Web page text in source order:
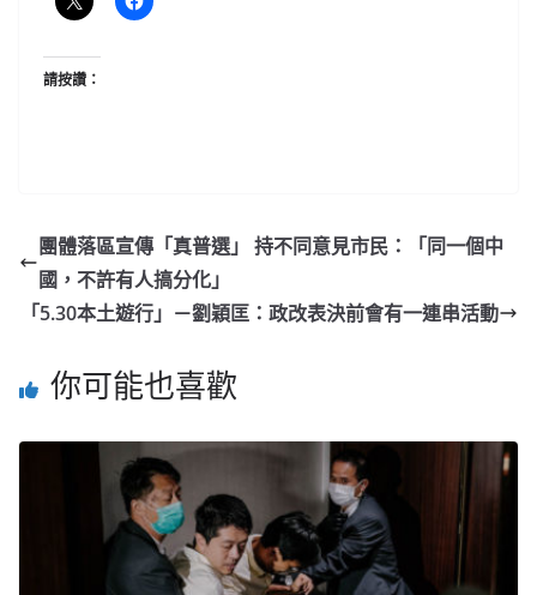
請按讚：
團體落區宣傳「真普選」 持不同意見市民：「同一個中
國，不許有人搞分化」
「5.30本土遊行」－劉穎匡：政改表決前會有一連串活動
你可能也喜歡